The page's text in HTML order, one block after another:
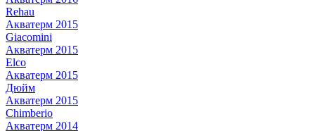
Rehau
Акватерм 2015
Giacomini
Акватерм 2015
Elco
Акватерм 2015
Дюйм
Акватерм 2015
Chimberio
Акватерм 2014